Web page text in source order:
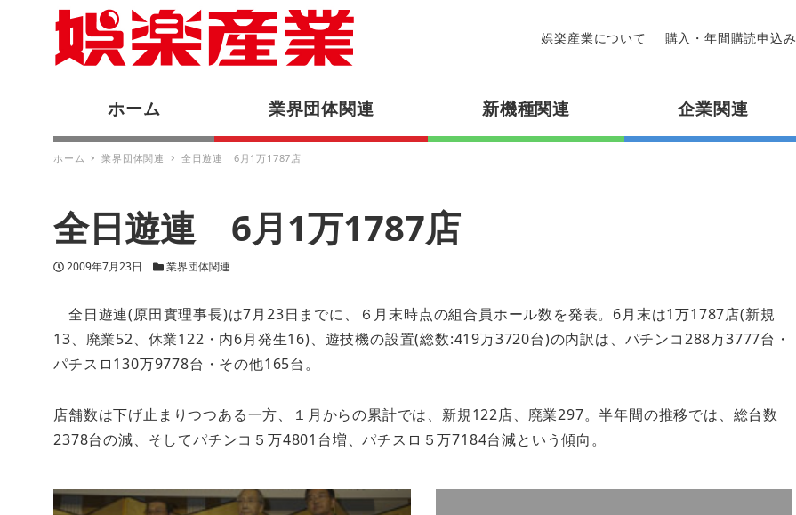
娯楽産業について 購入・年間購読申込み
ホーム 業界団体関連 新機種関連 企業関連
ホーム 業界団体関連 全日遊連 6月1万1787店
全日遊連 6月1万1787店
投稿日
2009年7月23日 カテゴリー
業界団体関連
全日遊連(原田實理事長)は7月23日までに、６月末時点の組合員ホール数を発表。6月末は1万1787店(新規
13、廃業52、休業122・内6月発生16)、遊技機の設置(総数:419万3720台)の内訳は、パチンコ288万3777台・
パチスロ130万9778台・その他165台。
店舗数は下げ止まりつつある一方、１月からの累計では、新規122店、廃業297。半年間の推移では、総台数
2378台の減、そしてパチンコ５万4801台増、パチスロ５万7184台減という傾向。